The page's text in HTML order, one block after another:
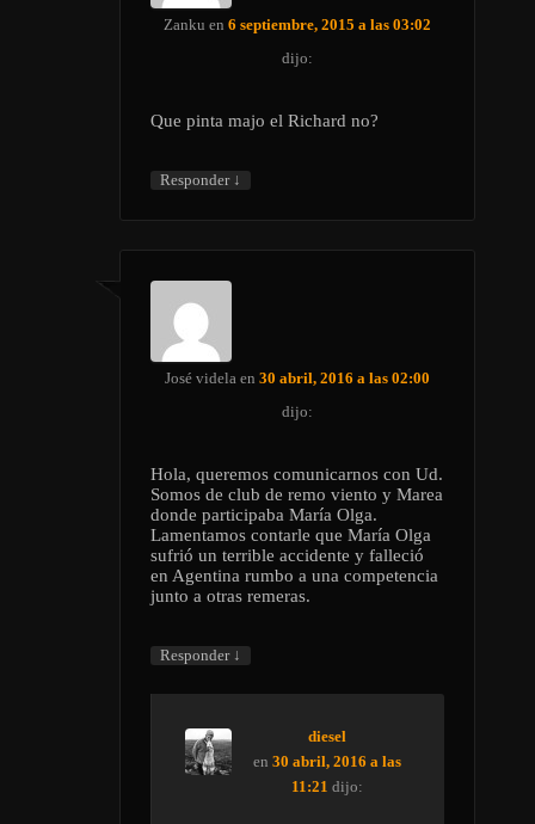
Zanku en 6 septiembre, 2015 a las 03:02
dijo:
Que pinta majo el Richard no?
Responder ↓
José videla en 30 abril, 2016 a las 02:00
dijo:
Hola, queremos comunicarnos con Ud.
Somos de club de remo viento y Marea
donde participaba María Olga.
Lamentamos contarle que María Olga
sufrió un terrible accidente y falleció
en Agentina rumbo a una competencia
junto a otras remeras.
Responder ↓
diesel
en30 abril, 2016 a las
11:21 dijo: